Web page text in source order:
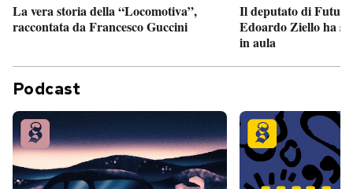
La vera storia della “Locomotiva”,
raccontata da Francesco Guccini
Il deputato di
Edoardo Ziello ha
in aula
Podcast